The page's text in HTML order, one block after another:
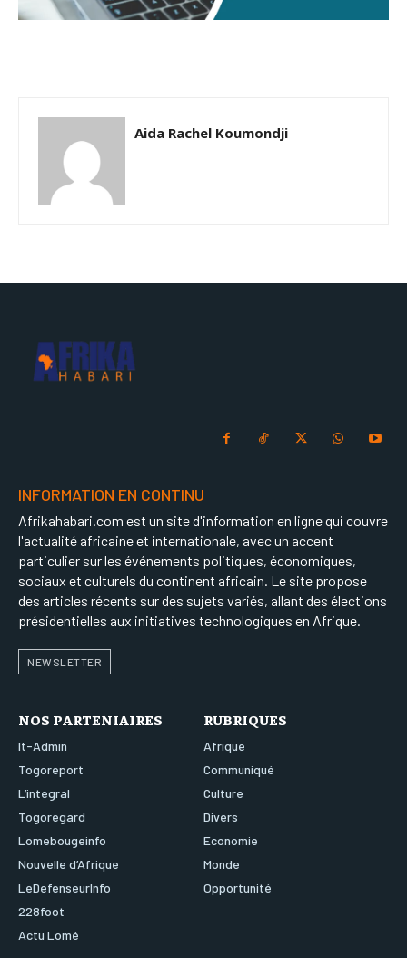
Aida Rachel Koumondji
INFORMATION EN CONTINU
Afrikahabari.com est un site d'information en ligne qui couvre
l'actualité africaine et internationale, avec un accent
particulier sur les événements politiques, économiques,
sociaux et culturels du continent africain. Le site propose
des articles récents sur des sujets variés, allant des élections
présidentielles aux initiatives technologiques en Afrique.
NEWSLETTER
NOS PARTENIAIRES
It-Admin
Togoreport
L’integral
Togoregard
Lomebougeinfo
Nouvelle d’Afrique
LeDefenseurInfo
228foot
Actu Lomé
RUBRIQUES
Afrique
Communiqué
Culture
Divers
Economie
Monde
Opportunité